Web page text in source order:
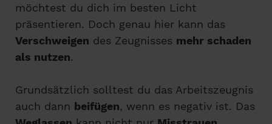
möchtest du dich im besten Licht
präsentieren. Doch genau hier kann das
Verschweigen des Zeugnisses mehr schaden
als nutzen.
Grundsätzlich solltest du das Arbeitszeugnis
auch dann beifügen, wenn es negativ ist. Das